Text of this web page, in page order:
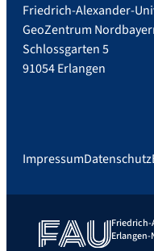
Friedrich-Alexander-
GeoZentrum
Schlossgarten 5
91054 Erlangen
ImpressumDatenschutz